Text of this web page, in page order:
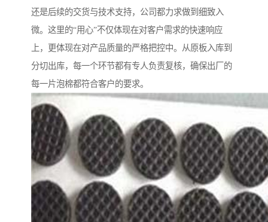
还是后续的交货与技术支持，公司都力求做到细致入
微。这里的“用心”不仅体现在对客户需求的快速响应
上，更体现在对产品质量的严格把控中。从原板入库到
分切出库，每一个环节都有专人负责复核，确保出厂的
每一片泡棉都符合客户的要求。